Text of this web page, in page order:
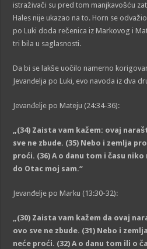
istraživači su pred tom manjkavošću
Hales nije ukazao na to. Horn se
po Luki doda rečenica iz Markovog i
tri bila u saglasnosti.
Da bi se lakše uočilo namerno
Jevanđelja po Luki, evo navoda iz dva
Jevanđelje po Mateju (24:34-36):
„(34) Zaista vam kažem: ovaj
sve ne zbude. (35) Nebo i zemlja
proći. (36) A o danu tom i času
do Otac moj sam.“
Jevanđelje po Marku (13:30-32):
„(30) Zaista vam kažem da ovaj
ovo sve ne zbude. (31) Nebo i
neće proći. (32) A o danu tom ili o